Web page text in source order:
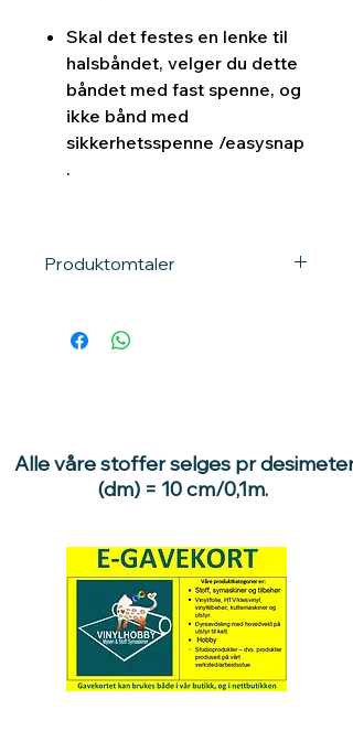
Skal det festes en lenke til
halsbåndet, velger du dette
båndet med fast spenne, og
ikke bånd med
sikkerhetsspenne /easysnap
.
Produktomtaler
Alle våre stoffer selges pr desimeter
(dm) = 10 cm/0,1m.